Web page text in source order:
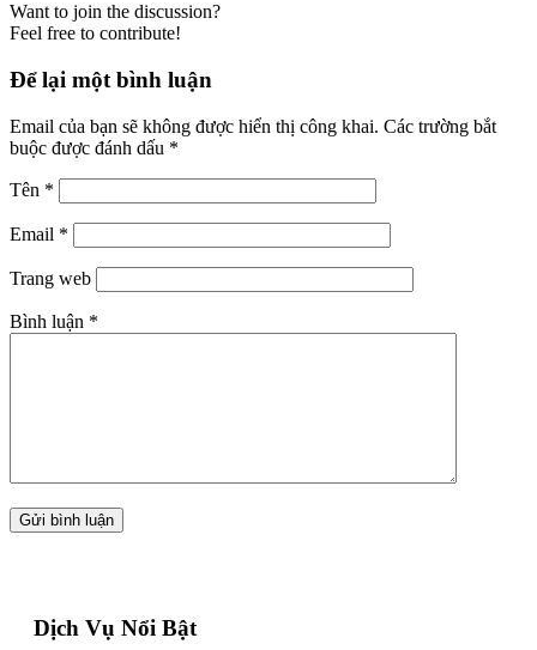
Want to join the discussion?
Feel free to contribute!
Để lại một bình luận
Email của bạn sẽ không được hiển thị công khai. Các trường bắt
buộc được đánh dấu *
Tên *
Email *
Trang web
Bình luận *
Dịch Vụ Nổi Bật